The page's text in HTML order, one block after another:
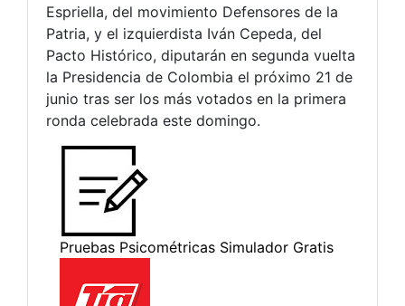
Espriella, del movimiento Defensores de la
Patria, y el izquierdista Iván Cepeda, del
Pacto Histórico, diputarán en segunda vuelta
la Presidencia de Colombia el próximo 21 de
junio tras ser los más votados en la primera
ronda celebrada este domingo.